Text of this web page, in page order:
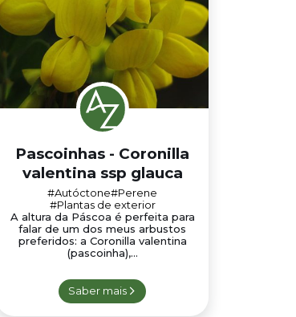
Pascoinhas - Coronilla
valentina ssp glauca
#Autóctone#Perene
#Plantas de exterior
A altura da Páscoa é perfeita para
falar de um dos meus arbustos
preferidos: a Coronilla valentina
(pascoinha),...
Saber mais